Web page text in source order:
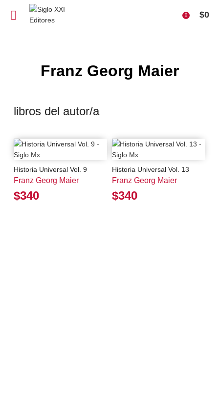
0 $0
Franz Georg Maier
libros del autor/a
Historia Universal Vol. 9
Franz Georg Maier
$340
Historia Universal Vol. 13
Franz Georg Maier
$340